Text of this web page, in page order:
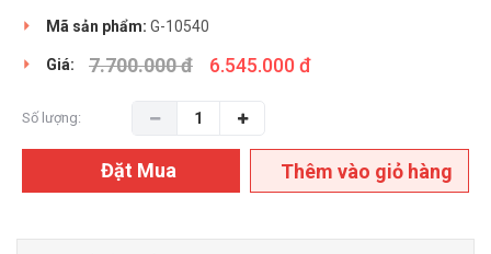
Mã sản phẩm: G-10540
Giá: 7.700.000 đ 6.545.000 đ
Số lượng:
Đặt Mua Thêm vào giỏ hàng